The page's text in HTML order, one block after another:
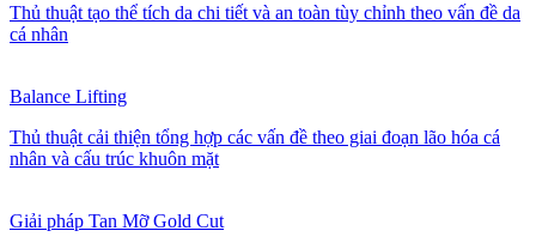
Thủ thuật tạo thể tích da chi tiết và an toàn tùy chỉnh theo vấn đề da
cá nhân
Balance Lifting
Thủ thuật cải thiện tổng hợp các vấn đề theo giai đoạn lão hóa cá
nhân và cấu trúc khuôn mặt
Giải pháp Tan Mỡ Gold Cut